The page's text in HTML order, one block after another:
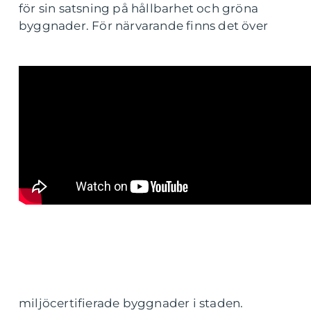
för sin satsning på hållbarhet och gröna
byggnader. För närvarande finns det över
miljöcertifierade byggnader i staden.